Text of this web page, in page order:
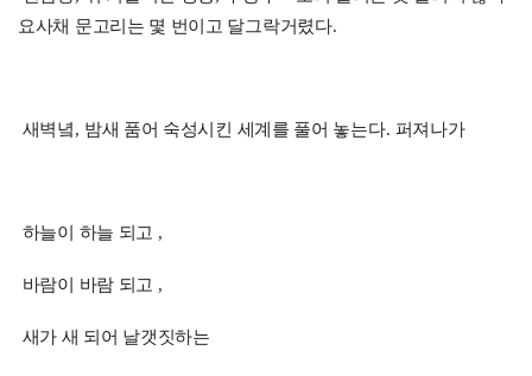
요사채 문고리는 몇 번이고 달그락거렸다.
새벽녘, 밤새 품어 숙성시킨 세계를 풀어 놓는다. 퍼져나가
하늘이 하늘 되고 ,
바람이 바람 되고 ,
새가 새 되어 날갯짓하는